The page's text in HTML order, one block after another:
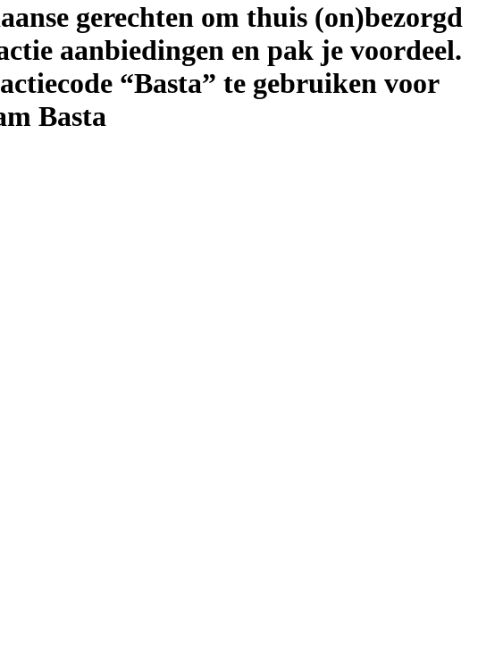
gerechten om thuis (on)bezorgd
aanbiedingen en pak je voordeel.
“Basta” te gebruiken voor
Basta